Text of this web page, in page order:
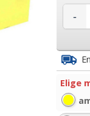
-
Elige
8,95